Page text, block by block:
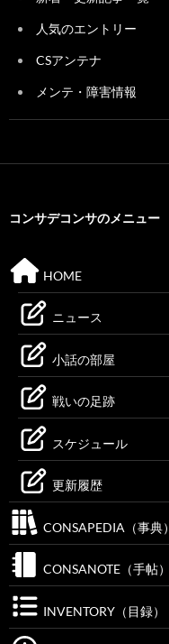
人気のエントリー
CSアンテナ
メンテ・障害情報
コンサデコンサのメニュー
HOME
ニュース
小話の部屋
戦いの足跡
スケジュール
更新履歴
CONSAPEDIA（事典）
CONSANOTE（手帖）
INVENTORY（目録）